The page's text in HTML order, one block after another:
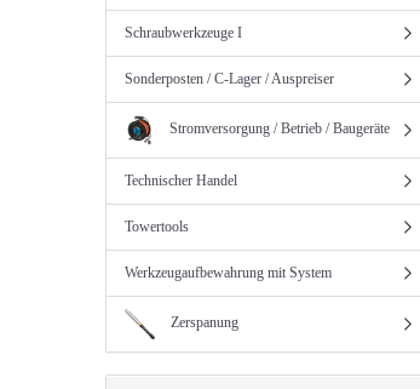
Schraubwerkzeuge I
Sonderposten / C-Lager / Auspreiser
Stromversorgung / Betrieb / Baugeräte
Technischer Handel
Towertools
Werkzeugaufbewahrung mit System
Zerspanung